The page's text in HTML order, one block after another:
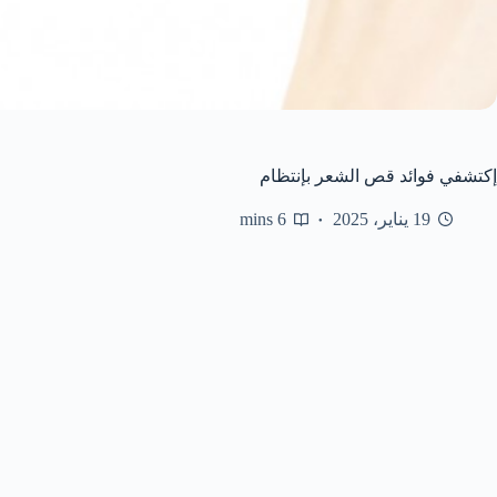
إكتشفي فوائد قص الشعر بإنتظام
19 يناير، 2025 6 mins